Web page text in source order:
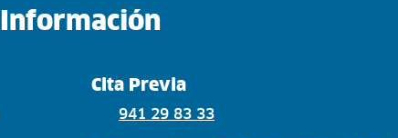
Información
Cita Previa
941 29 83 33